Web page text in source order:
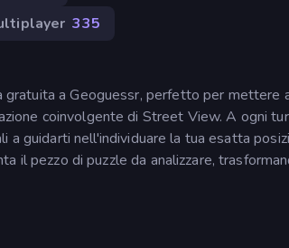
335
a Geoguessr, perfetto per mettere
coinvolgente di Street View. A ogni
a guidarti nell'individuare la tua esatta
il pezzo di puzzle da analizzare,